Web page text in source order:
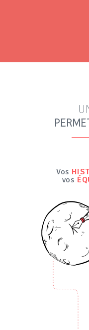
Vos
vos